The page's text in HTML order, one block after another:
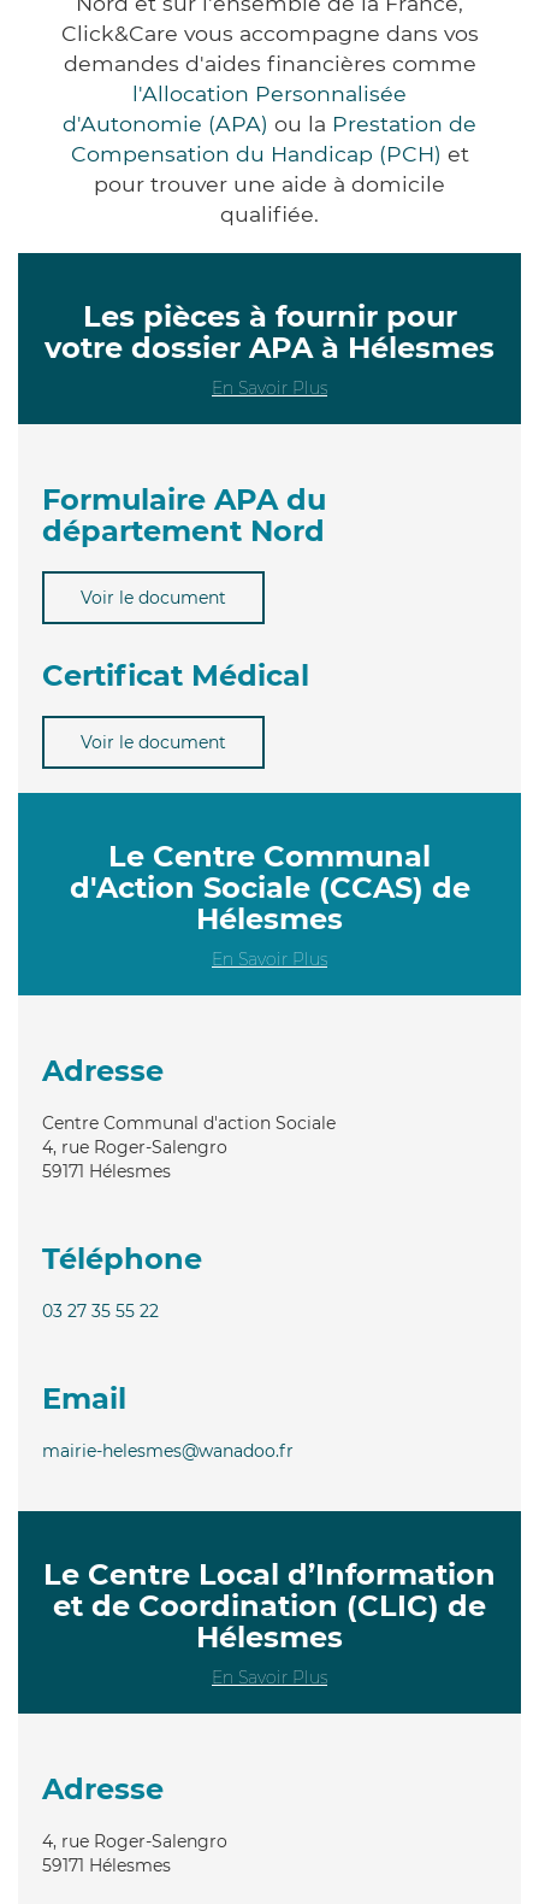
Click&Care vous accompagne dans vos
demandes d'aides financières comme
l'Allocation Personnalisée
d'Autonomie (APA) ou la Prestation de
Compensation du Handicap (PCH) et
pour trouver une aide à domicile
qualifiée.
Les pièces à fournir pour
votre dossier APA à Hélesmes
En Savoir Plus
Formulaire APA du
département Nord
Voir le document
Certificat Médical
Voir le document
Le Centre Communal
d'Action Sociale (CCAS) de
Hélesmes
En Savoir Plus
Adresse
Centre Communal d'action Sociale
4, rue Roger-Salengro
59171 Hélesmes
Téléphone
03 27 35 55 22
Email
mairie-helesmes@wanadoo.fr
Le Centre Local d’Information
et de Coordination (CLIC) de
Hélesmes
En Savoir Plus
Adresse
4, rue Roger-Salengro
59171 Hélesmes